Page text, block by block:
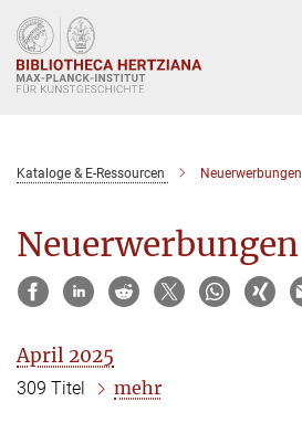
Hauptinhalt
Kataloge & E-Ressourcen Neuerwerbungen
Neuerwerbungen
April 2025
309 Titel mehr